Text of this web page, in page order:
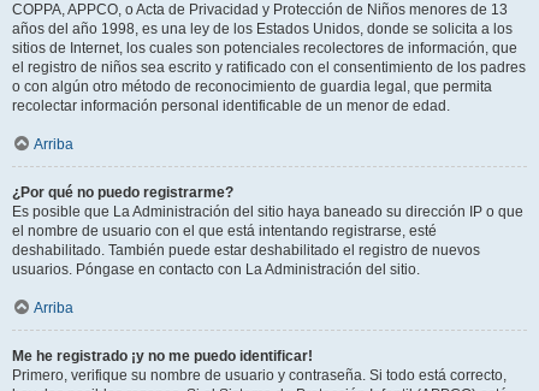
COPPA, APPCO, o Acta de Privacidad y Protección de Niños menores de 13
años del año 1998, es una ley de los Estados Unidos, donde se solicita a los
sitios de Internet, los cuales son potenciales recolectores de información, que
el registro de niños sea escrito y ratificado con el consentimiento de los padres
o con algún otro método de reconocimiento de guardia legal, que permita
recolectar información personal identificable de un menor de edad.
Arriba
¿Por qué no puedo registrarme?
Es posible que La Administración del sitio haya baneado su dirección IP o que
el nombre de usuario con el que está intentando registrarse, esté
deshabilitado. También puede estar deshabilitado el registro de nuevos
usuarios. Póngase en contacto con La Administración del sitio.
Arriba
Me he registrado ¡y no me puedo identificar!
Primero, verifique su nombre de usuario y contraseña. Si todo está correcto,